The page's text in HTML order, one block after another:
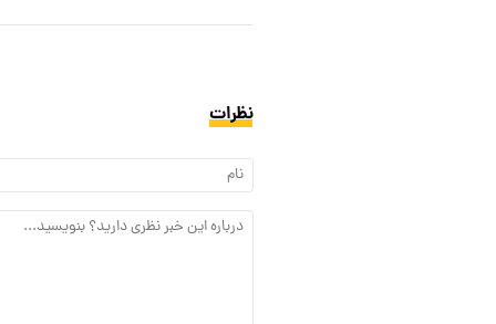
نظرات